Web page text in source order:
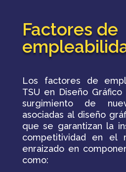
Factores de
Los factores de
TSU en Diseño
surgimiento de
asociadas al diseño
que se garantizan la
competitividad en el
enraizado en
como: